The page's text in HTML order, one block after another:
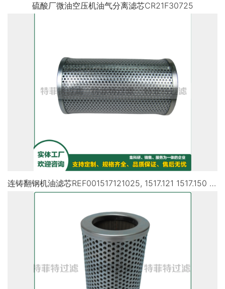
硫酸厂微油空压机油气分离滤芯CR21F30725
连铸翻钢机油滤芯REF001517121025, 1517.121 1517.150 1517-153